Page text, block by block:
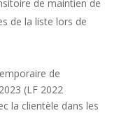
de maintien de
de la liste lors de
de
(LF 2022
la clientèle dans les